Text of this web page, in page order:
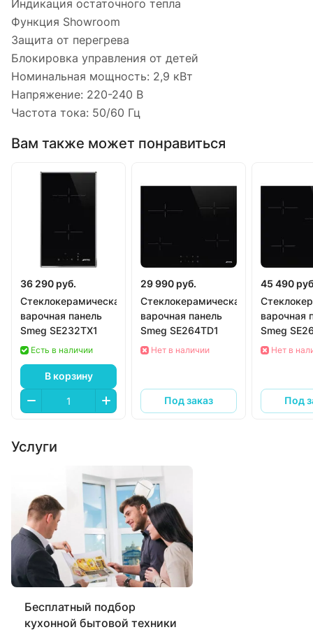
Индикация остаточного тепла
Функция Showroom
Защита от перегрева
Блокировка управления от детей
Номинальная мощность: 2,9 кВт
Напряжение: 220-240 В
Частота тока: 50/60 Гц
Вам также может понравиться
36 290 руб.
Стеклокерамическая
варочная панель
Smeg SE232TX1
Есть в наличии
В корзину
29 990 руб.
Стеклокерамическая
варочная панель
Smeg SE264TD1
Нет в наличии
Под заказ
45 490
варочная
Smeg
Нет в
Под
Услуги
Бесплатный подбор
кухонной бытовой техники